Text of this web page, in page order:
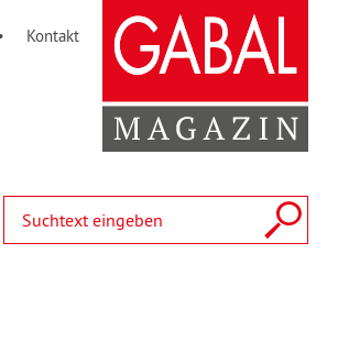
Kontakt